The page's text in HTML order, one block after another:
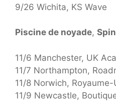
9/26 Wichita, KS Wave
Piscine de noyade,
11/6 Manchester, UK
11/7 Northampton,
11/8 Norwich, Royaume-
11/9 Newcastle,